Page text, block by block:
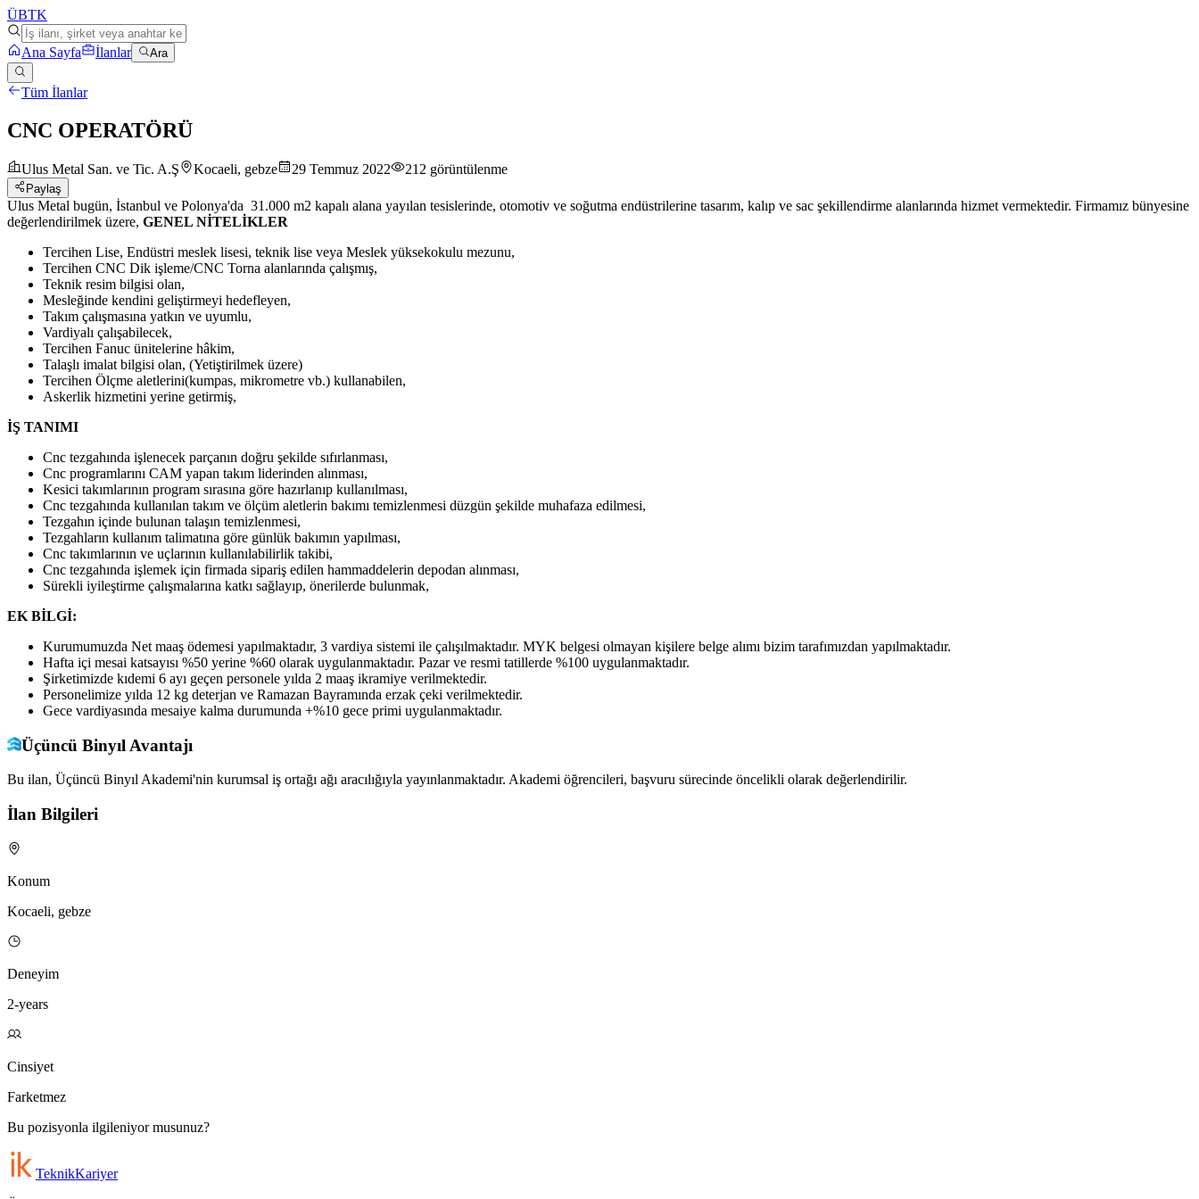
ÜBTK
Ana Sayfa İlanlar Ara
Tüm İlanlar
CNC OPERATÖRÜ
Ulus Metal San. ve Tic. A.Ş Kocaeli, gebze 29 Temmuz 2022 212 görüntülenme
Paylaş
Ulus Metal bugün, İstanbul ve Polonya'da 31.000 m2 kapalı alana yayılan tesislerinde, otomotiv ve soğutma endüstrilerine tasarım, kalıp ve sac şekillendirme alanlarında hizmet vermektedir. Firmamız bünyesine
değerlendirilmek üzere, GENEL NİTELİKLER
Tercihen Lise, Endüstri meslek lisesi, teknik lise veya Meslek yüksekokulu mezunu,
Tercihen CNC Dik işleme/CNC Torna alanlarında çalışmış,
Teknik resim bilgisi olan,
Mesleğinde kendini geliştirmeyi hedefleyen,
Takım çalışmasına yatkın ve uyumlu,
Vardiyalı çalışabilecek,
Tercihen Fanuc ünitelerine hâkim,
Talaşlı imalat bilgisi olan, (Yetiştirilmek üzere)
Tercihen Ölçme aletlerini(kumpas, mikrometre vb.) kullanabilen,
Askerlik hizmetini yerine getirmiş,
İŞ TANIMI
Cnc tezgahında işlenecek parçanın doğru şekilde sıfırlanması,
Cnc programlarını CAM yapan takım liderinden alınması,
Kesici takımlarının program sırasına göre hazırlanıp kullanılması,
Cnc tezgahında kullanılan takım ve ölçüm aletlerin bakımı temizlenmesi düzgün şekilde muhafaza edilmesi,
Tezgahın içinde bulunan talaşın temizlenmesi,
Tezgahların kullanım talimatına göre günlük bakımın yapılması,
Cnc takımlarının ve uçlarının kullanılabilirlik takibi,
Cnc tezgahında işlemek için firmada sipariş edilen hammaddelerin depodan alınması,
Sürekli iyileştirme çalışmalarına katkı sağlayıp, önerilerde bulunmak,
EK BİLGİ:
Kurumumuzda Net maaş ödemesi yapılmaktadır, 3 vardiya sistemi ile çalışılmaktadır. MYK belgesi olmayan kişilere belge alımı bizim tarafımızdan yapılmaktadır.
Hafta içi mesai katsayısı %50 yerine %60 olarak uygulanmaktadır. Pazar ve resmi tatillerde %100 uygulanmaktadır.
Şirketimizde kıdemi 6 ayı geçen personele yılda 2 maaş ikramiye verilmektedir.
Personelimize yılda 12 kg deterjan ve Ramazan Bayramında erzak çeki verilmektedir.
Gece vardiyasında mesaiye kalma durumunda +%10 gece primi uygulanmaktadır.
Üçüncü Binyıl Avantajı
Bu ilan, Üçüncü Binyıl Akademi'nin kurumsal iş ortağı ağı aracılığıyla yayınlanmaktadır. Akademi öğrencileri, başvuru sürecinde öncelikli olarak değerlendirilir.
İlan Bilgileri
Konum
Kocaeli, gebze
Deneyim
2-years
Cinsiyet
Farketmez
Bu pozisyonla ilgileniyor musunuz?
TeknikKariyer